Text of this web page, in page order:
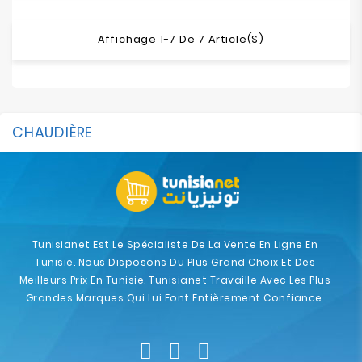
Affichage 1-7 De 7 Article(s)
CHAUDIÈRE
Tunisianet Est Le Spécialiste De La Vente En Ligne En
Tunisie. Nous Disposons Du Plus Grand Choix Et Des
Meilleurs Prix En Tunisie. Tunisianet Travaille Avec Les Plus
Grandes Marques Qui Lui Font Entièrement Confiance.